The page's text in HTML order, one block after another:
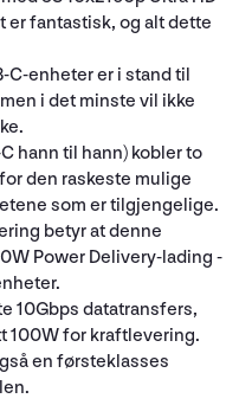
er fantastisk, og alt dette
C-enheter er i stand til
i det minste vil ikke
hann til hann) kobler to
den raskeste mulige
som er tilgjengelige.
betyr at denne
Power Delivery-lading -
10Gbps datatransfers,
100W for kraftlevering.
en førsteklasses